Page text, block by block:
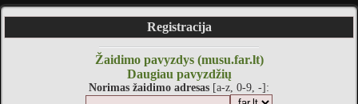
Registracija
Žaidimo pavyzdys (musu.far.lt)
Daugiau pavyzdžių
Norimas žaidimo adresas [a-z, 0-9, -]: